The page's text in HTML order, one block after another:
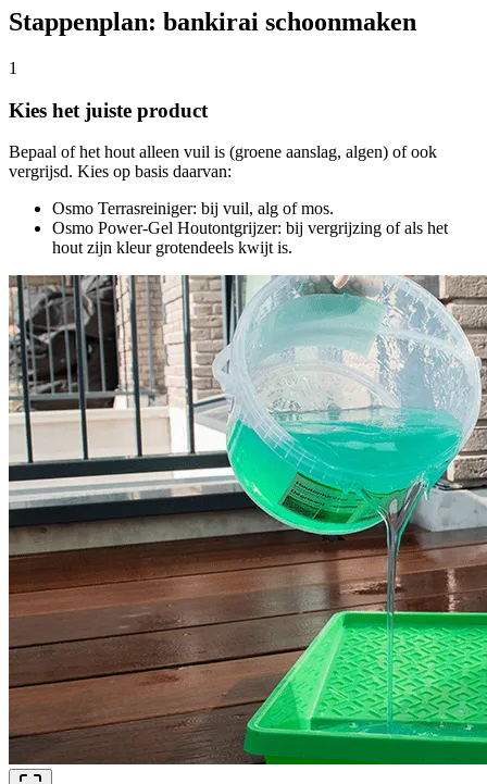
Stappenplan: bankirai schoonmaken
1
Kies het juiste product
Bepaal of het hout alleen vuil is (groene aanslag, algen) of ook
vergrijsd. Kies op basis daarvan:
Osmo Terrasreiniger: bij vuil, alg of mos.
Osmo Power-Gel Houtontgrijzer: bij vergrijzing of als het
hout zijn kleur grotendeels kwijt is.